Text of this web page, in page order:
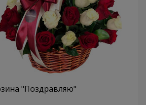
"Поздравляю"